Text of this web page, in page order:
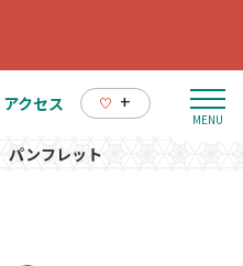
アクセス +
パンフレット